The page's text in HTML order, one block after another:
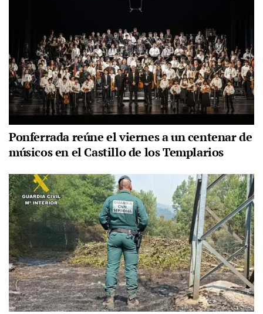
Ponferrada reúne el viernes a un centenar de
músicos en el Castillo de los Templarios